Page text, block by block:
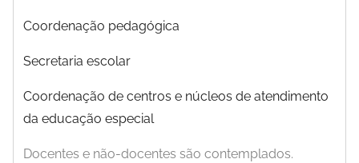
Coordenação pedagógica
Secretaria escolar
Coordenação de centros e núcleos de atendimento
da educação especial
Docentes e não-docentes são contemplados.